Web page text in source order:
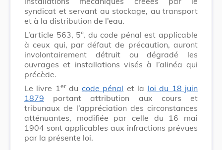
syndicat et servant au stockage, au transport
et à la distribution de l’eau.
L’article 563, 5°, du code pénal est applicable
à ceux qui, par défaut de précaution, auront
involontairement détruit ou dégradé les
ouvrages et installations visés à l’alinéa qui
précède.
Le livre 1 erdu code pénal et la loi du 18 juin
1879 portant attribution aux cours et
tribunaux de l’appréciation des circonstances
atténuantes, modifiée par celle du 16 mai
1904 sont applicables aux infractions prévues
par la présente loi.